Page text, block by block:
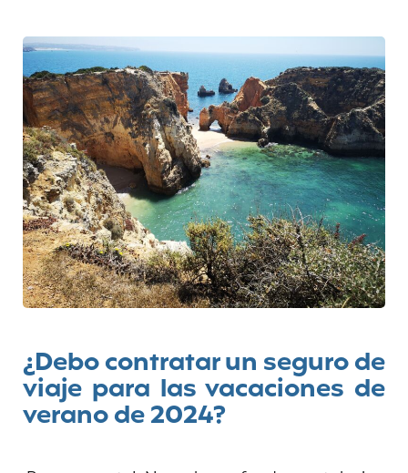
¿Debo contratar un seguro de
viaje para las vacaciones de
verano de 2024?